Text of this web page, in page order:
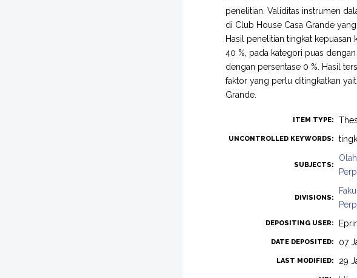
penelitian. Validitas instrumen
di Club House Casa Grande
Hasil penelitian tingkat
40 %, pada kategori puas
dengan persentase 0 %. Hasil
faktor yang perlu ditingkatkan
Grande.
ITEM TYPE:
UNCONTROLLED KEYWORDS:
SUBJECTS:
DIVISIONS:
DEPOSITING USER:
DATE DEPOSITED: 07
LAST MODIFIED: 29